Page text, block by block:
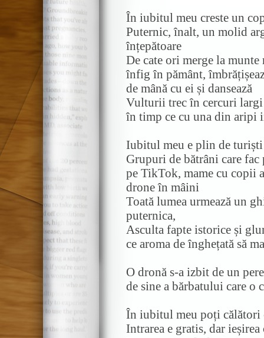
În iubitul meu creste un
Puternic, înalt, un molid
înțepătoare
De cate ori merge la
înfig în pământ,
de mână cu ei și dansează
Vulturii trec în cercuri largi
în timp ce cu una din aripi
Iubitul meu e plin de turiști
Grupuri de bătrâni care fac
pe TikTok, mame cu copii
drone în mâini
Toată lumea urmează un
puternica,
Asculta fapte istorice și
ce aroma de înghețată să
O dronă s-a izbit de un
de sine a bărbatului care o
În iubitul meu poți călători
Intrarea e gratis, dar ieșirea